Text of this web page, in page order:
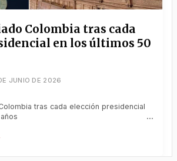
Colombia tras cada
en los últimos 50
JUNIO DE 2026
tras cada elección presidencial